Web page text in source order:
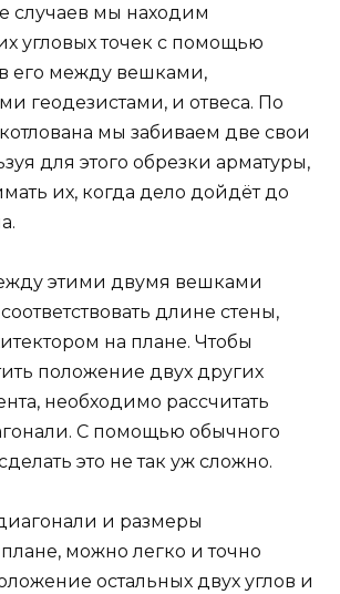
случаев мы находим
угловых точек с помощью
его между вешками,
геодезистами, и отвеса. По
мы забиваем две свои
для этого обрезки арматуры,
их, когда дело дойдёт до
этими двумя вешками
длине стены,
на плане. Чтобы
положение двух других
необходимо рассчитать
С помощью обычного
это не так уж сложно.
и размеры
можно легко и точно
остальных двух углов и